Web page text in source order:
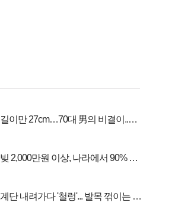
길이만 27cm…70대 男의 비결이..충
빚 2,000만원 이상, 나라에서 90% 갚
계단 내려가다 '철렁'... 발목 꺾이는 이